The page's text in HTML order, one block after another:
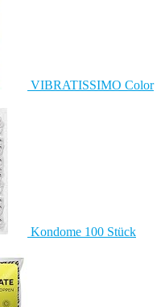
VIBRATISSIMO Color
Kondome 100 Stück